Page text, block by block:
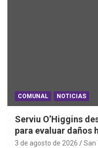
COMUNAL NOTICIAS
Serviu O’Higgins
para evaluar daños
Sistema Frontal
3 de agosto de 2026 San